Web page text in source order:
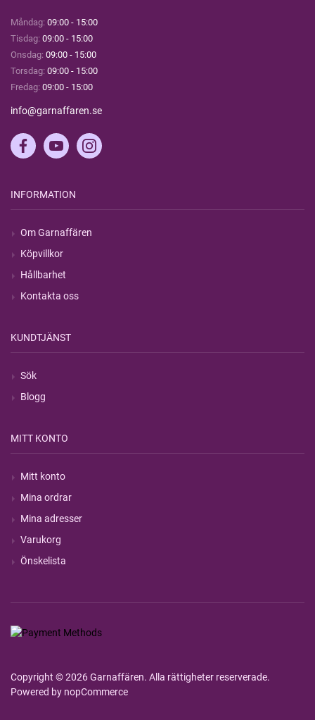
Måndag: 09:00 - 15:00
Tisdag: 09:00 - 15:00
Onsdag: 09:00 - 15:00
Torsdag: 09:00 - 15:00
Fredag: 09:00 - 15:00
info@garnaffaren.se
INFORMATION
Om Garnaffären
Köpvillkor
Hållbarhet
Kontakta oss
KUNDTJÄNST
Sök
Blogg
MITT KONTO
Mitt konto
Mina ordrar
Mina adresser
Varukorg
Önskelista
Copyright © 2026 Garnaffären. Alla rättigheter reserverade.
Powered by nopCommerce